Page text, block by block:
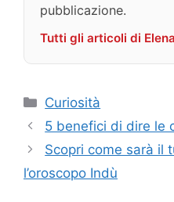
pubblicazione.
Tutti gli articoli di
Categorie
Curiosità
5 benefici di dire le
Scopri come sarà il
l’oroscopo Indù